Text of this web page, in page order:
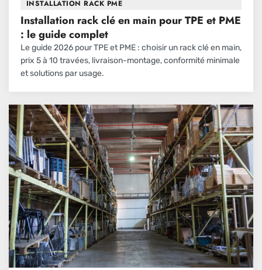
INSTALLATION RACK PME
Installation rack clé en main pour TPE et PME
: le guide complet
Le guide 2026 pour TPE et PME : choisir un rack clé en main,
prix 5 à 10 travées, livraison-montage, conformité minimale
et solutions par usage.